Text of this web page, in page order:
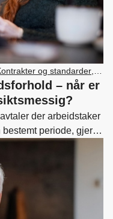
og standarder
og fordeler ,HR,
– når er
der arbeidstaker
periode, gjerne